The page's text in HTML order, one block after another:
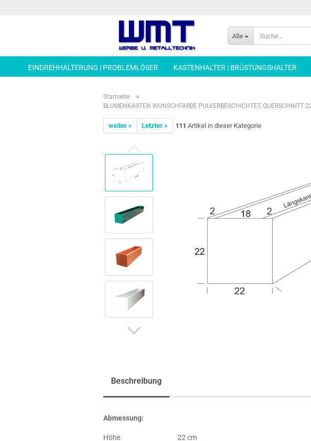
Alle
EINDREHHALTERUNG | PROBLEMLÖSER KASTENHALTER | BRÜSTUNGSHALTER
Startseite »
BLUMENKASTEN WUNSCHFARBE PULVERBESCHICHTET, QUERSCHNITT
weiter » Letzter » 111 Artikel in dieser Kategorie
Beschreibung
Abmessung:
Höhe
22 cm